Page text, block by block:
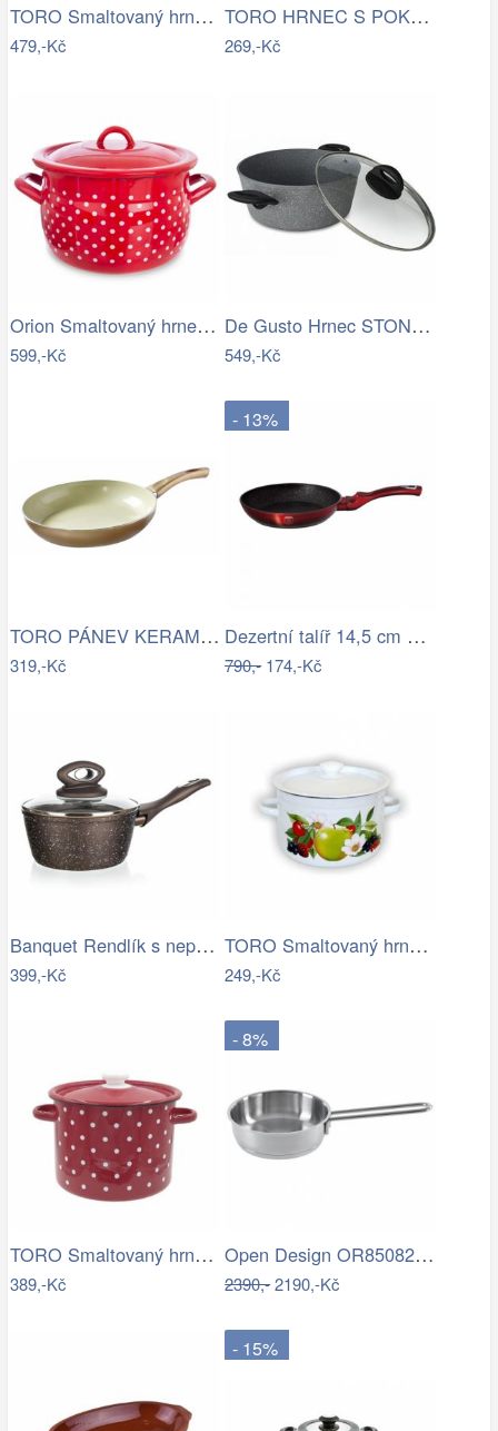
TORO Smaltovaný hrnec s poklicí 5,5l…
479,-Kč
TORO HRNEC S POKLICÍ SMALT 1L, DEKOR…
269,-Kč
Orion Smaltovaný hrnec s poklicí Tečka,…
599,-Kč
De Gusto Hrnec STONITE 24 cm
549,-Kč
TORO PÁNEV KERAMIKA, INDUKČNÍ DNO, 28CM…
319,-Kč
- 13%
Dezertní talíř 14,5 cm A TABLE ASA…
790,-174,-Kč
Banquet Rendlík s nepřilnavým povrchem…
399,-Kč
TORO Smaltovaný hrnec s poklicí 2l ovoce
249,-Kč
TORO Smaltovaný hrnec s poklicí 3l…
389,-Kč
- 8%
Open Design OR85082 - LED Nástěnné…
2390,-2190,-Kč
- 15%